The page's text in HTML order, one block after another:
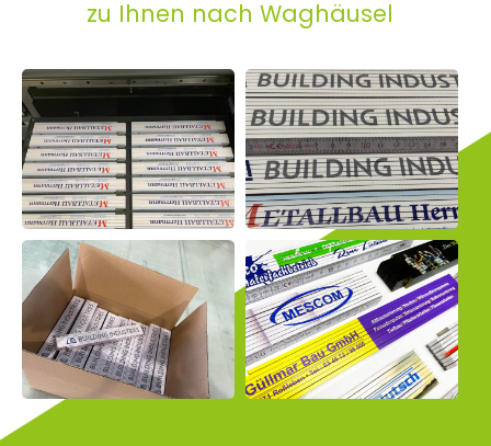
zu Ihnen nach Waghäusel